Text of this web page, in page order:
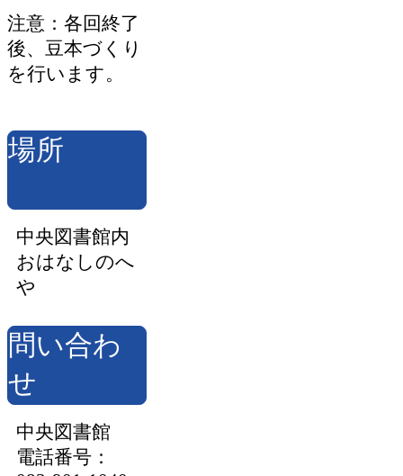
注意：各回終了
後、豆本づくり
を行います。
場所
中央図書館内
おはなしのへ
や
問い合わ
せ
中央図書館
電話番号：